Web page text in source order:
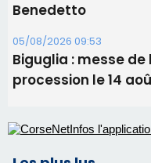
Biguglia : messe de
procession le 14 août
Les plus lus